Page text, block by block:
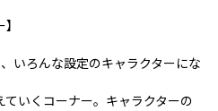
いろんな設定のキャラクターにな
いくコーナー。キャラクターの